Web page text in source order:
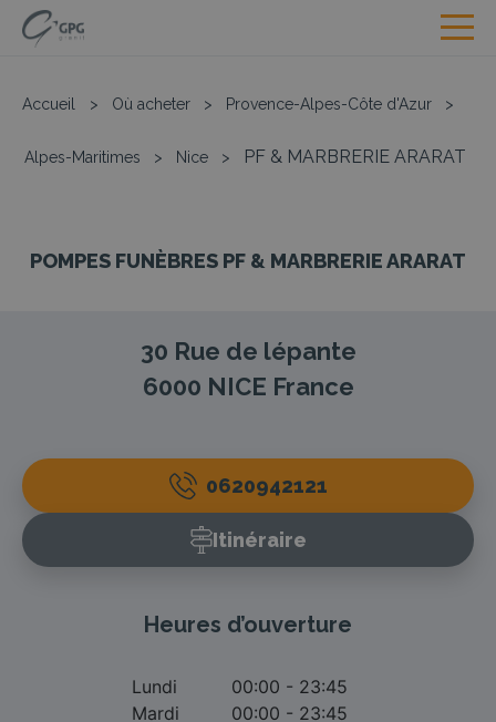
Accueil > Où acheter > Provence-Alpes-Côte d'Azur >
Alpes-Maritimes > Nice > PF & MARBRERIE ARARAT
POMPES FUNÈBRES PF & MARBRERIE ARARAT
30 Rue de lépante
6000 NICE France
0620942121
Itinéraire
Heures d’ouverture
Lundi
00:00 - 23:45
Mardi
00:00 - 23:45